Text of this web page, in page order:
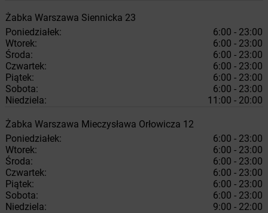
Żabka Warszawa Siennicka 23
Poniedziałek:
6:00 - 23:00
Wtorek:
6:00 - 23:00
Środa:
6:00 - 23:00
Czwartek:
6:00 - 23:00
Piątek:
6:00 - 23:00
Sobota:
6:00 - 23:00
Niedziela:
11:00 - 20:00
Żabka Warszawa Mieczysława Orłowicza 12
Poniedziałek:
6:00 - 23:00
Wtorek:
6:00 - 23:00
Środa:
6:00 - 23:00
Czwartek:
6:00 - 23:00
Piątek:
6:00 - 23:00
Sobota:
6:00 - 23:00
Niedziela:
9:00 - 22:00